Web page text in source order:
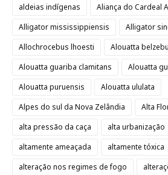
aldeias indígenas
Aliança do Cardeal
Alligator mississippiensis
Alligator
Allochrocebus lhoesti
Alouatta
Alouatta guariba clamitans
Alouatta
Alouatta puruensis
Alouatta ululata
Alpes do sul da Nova Zelândia
Alta
alta pressão da caça
alta urbanização
altamente ameaçada
altamente tóxica
alteração nos regimes de fogo